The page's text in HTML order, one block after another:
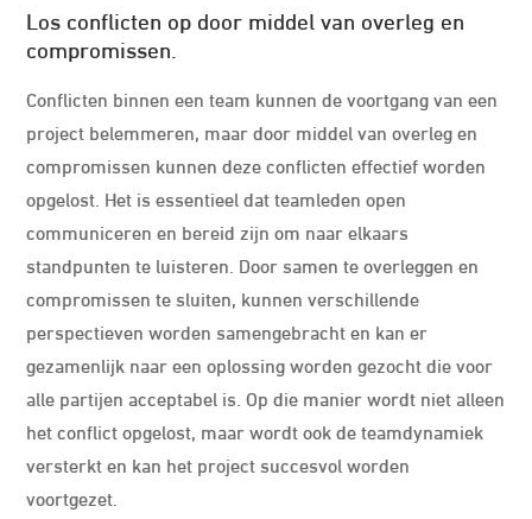
Los conflicten op door middel van overleg en
compromissen.
Conflicten binnen een team kunnen de voortgang van een
project belemmeren, maar door middel van overleg en
compromissen kunnen deze conflicten effectief worden
opgelost. Het is essentieel dat teamleden open
communiceren en bereid zijn om naar elkaars
standpunten te luisteren. Door samen te overleggen en
compromissen te sluiten, kunnen verschillende
perspectieven worden samengebracht en kan er
gezamenlijk naar een oplossing worden gezocht die voor
alle partijen acceptabel is. Op die manier wordt niet alleen
het conflict opgelost, maar wordt ook de teamdynamiek
versterkt en kan het project succesvol worden
voortgezet.